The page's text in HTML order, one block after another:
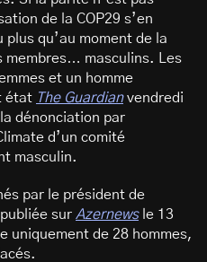
de la COP29 s’en
qu’au moment de la
membres… masculins. Les
et un homme
état The Guardianvendredi
dénonciation par
d’un comité
masculin.
par le président de
sur Azernewsle 13
uniquement de 28 hommes,